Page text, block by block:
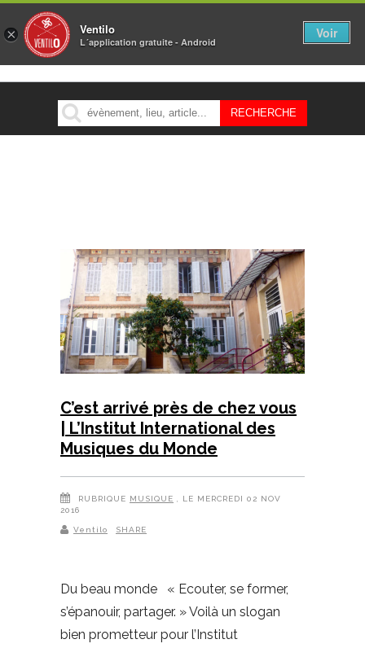
MENU
C’est arrivé près de chez vous
| L’Institut International des
Musiques du Monde
RUBRIQUE MUSIQUE
, LE MERCREDI 02 NOV
2016
Ventilo SHARE
Du beau monde « Ecouter, se former,
s’épanouir, partager. » Voilà un slogan
bien prometteur pour l’Institut
× Ventilo
L´application gratuite - Android
Voir